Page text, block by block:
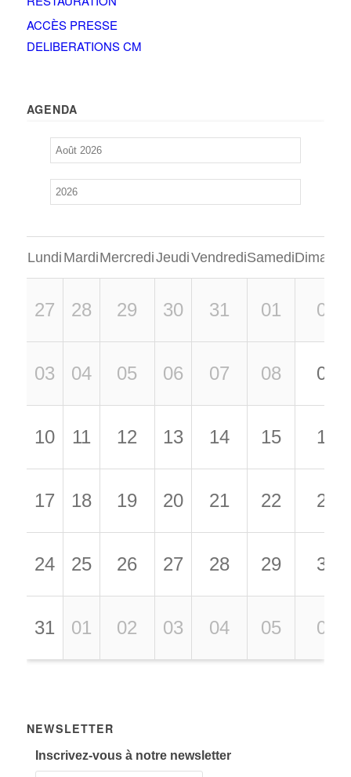
ACCÈS PRESSE
DELIBERATIONS CM
AGENDA
Lundi MardiMercrediJeudiVendrediSamedi
27 28 29 30 31 01 02
03 04 05 06 07 08 09
10 11 12 13 14 15 16
17 18 19 20 21 22 23
24 25 26 27 28 29 30
31 01 02 03 04 05 06
NEWSLETTER
Inscrivez-vous à notre newsletter